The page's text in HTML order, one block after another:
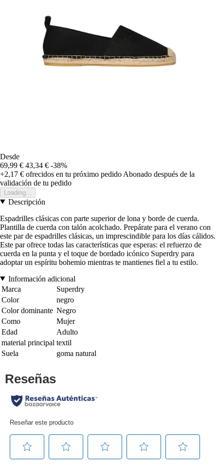
Desde
69,99 € 43,34 € -38%
+2,17 € ofrecidos en tu próximo pedido Abonado después de la
validación de tu pedido
Loading...
Descripción
Espadrilles clásicas con parte superior de lona y borde de cuerda.
Plantilla de cuerda con talón acolchado. Prepárate para el verano con
este par de espadrilles clásicas, un imprescindible para los días cálidos.
Este par ofrece todas las características que esperas: el refuerzo de
cuerda en la punta y el toque de bordado icónico Superdry para
adoptar un espíritu bohemio mientras te mantienes fiel a tu estilo.
Información adicional
Marca
Superdry
Color
negro
Color dominante Negro
Como
Mujer
Edad
Adulto
material principal textil
Suela
goma natural